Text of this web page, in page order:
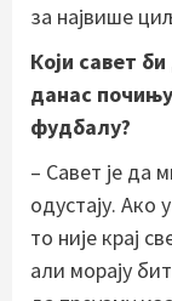
за највише
Који савет
данас
фудбалу?
– Савет је да
одустају. Ако
то није крај
али морају